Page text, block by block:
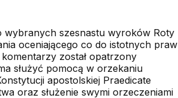
wybranych szesnastu wyroków Roty
oceniającego co do istotnych praw
został opatrzony
służyć pomocą w orzekaniu
apostolskiej Praedicate
oraz służenie swymi orzeczeniami